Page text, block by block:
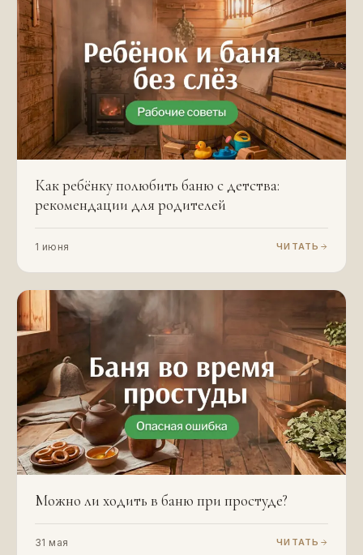
Как ребёнку полюбить баню с детства:
рекомендации для родителей
1 июня ЧИТАТЬ
Можно ли ходить в баню при простуде?
31 мая ЧИТАТЬ